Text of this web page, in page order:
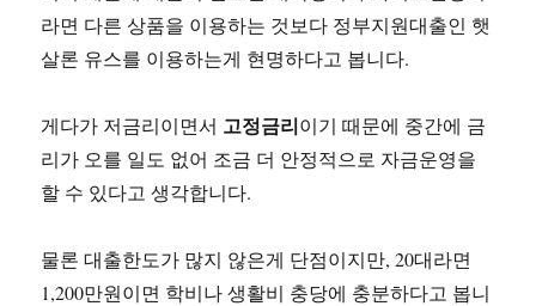
라면 다른 상품을 이용하는 것보다 정부지원대출인 햇
살론 유스를 이용하는게 현명하다고 봅니다.
게다가 저금리이면서 고정금리이기 때문에 중간에 금
리가 오를 일도 없어 조금 더 안정적으로 자금운영을
할 수 있다고 생각합니다.
물론 대출한도가 많지 않은게 단점이지만, 20대라면
1,200만원이면 학비나 생활비 충당에 충분하다고 봅니